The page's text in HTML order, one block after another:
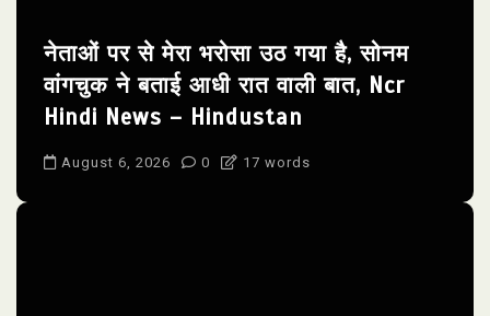
नेताओं पर से मेरा भरोसा उठ गया है, सोनम
वांगचुक ने बताई आधी रात वाली बात, Ncr
Hindi News – Hindustan
August 6, 2026 0 17 words